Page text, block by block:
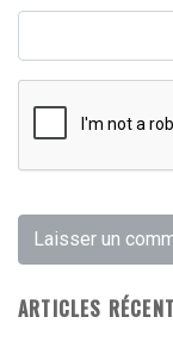
ARTICLES